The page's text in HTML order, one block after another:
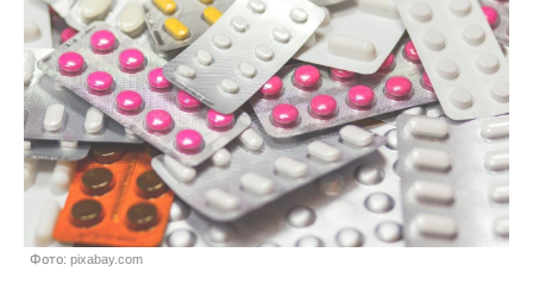
Фото: pixabay.com